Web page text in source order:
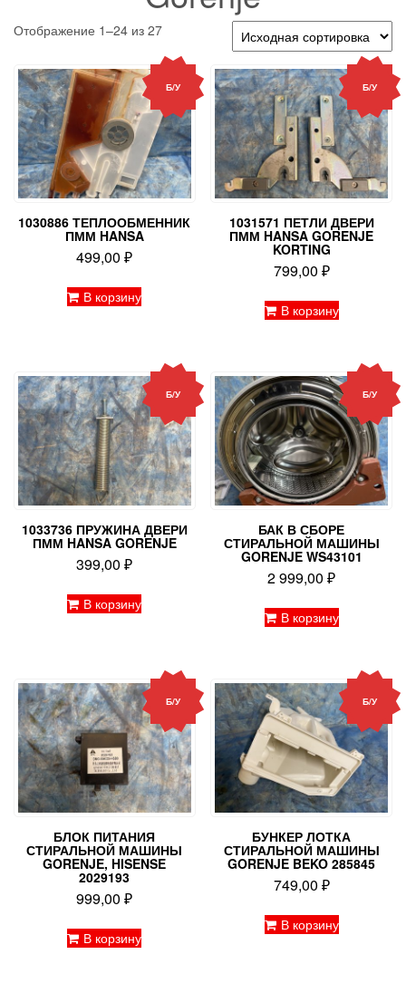
Отображение 1–24 из 27
Б/У
1030886 ТЕПЛООБМЕННИК
ПММ HANSA
499,00₽
В корзину
Б/У
1031571 ПЕТЛИ ДВЕРИ
ПММ HANSA GORENJE
KORTING
799,00 ₽
В корзину
Б/У
1033736 ПРУЖИНА ДВЕРИ
ПММ HANSA GORENJE
399,00₽
В корзину
Б/У
БАК В СБОРЕ
СТИРАЛЬНОЙ МАШИНЫ
GORENJE WS43101
2 999,00₽
В корзину
Б/У
БЛОК ПИТАНИЯ
СТИРАЛЬНОЙ МАШИНЫ
GORENJE, HISENSE
2029193
999,00₽
В корзину
Б/У
БУНКЕР ЛОТКА
СТИРАЛЬНОЙ МАШИНЫ
GORENJE BEKO 285845
749,00 ₽
В корзину